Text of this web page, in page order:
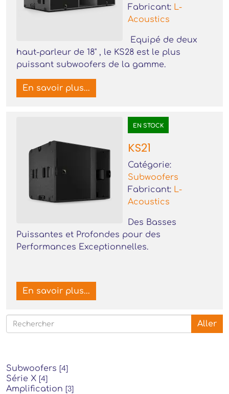
Fabricant: L-
Acoustics
Equipé de deux
haut-parleur de 18" , le KS28 est le plus
puissant subwoofers de la gamme.
En savoir plus...
EN STOCK
KS21
Catégorie:
Subwoofers
Fabricant: L-
Acoustics
Des Basses
Puissantes et Profondes pour des
Performances Exceptionnelles.
En savoir plus...
Aller
Subwoofers [4]
Série X [4]
Amplification [3]